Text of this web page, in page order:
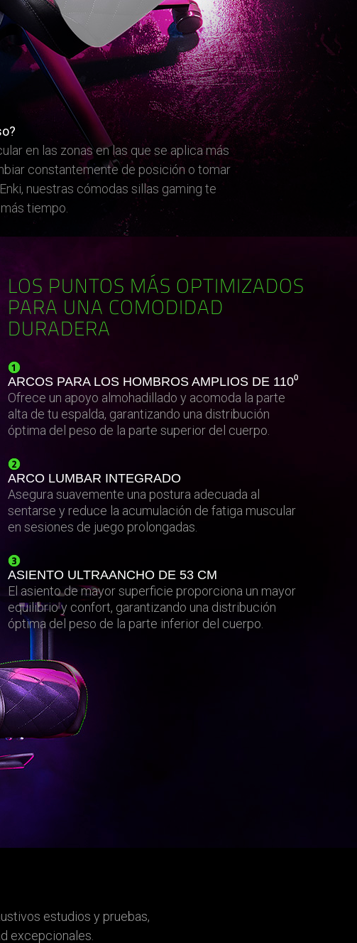
en las zonas en las que se aplica más
constantemente de posición o tomar
nuestras cómodas sillas gaming te
tiempo.
LOS PUNTOS MÁS OPTIMIZADOS
PARA UNA COMODIDAD
DURADERA
ARCOS PARA LOS HOMBROS AMPLIOS DE 110⁰
Ofrece un apoyo almohadillado y acomoda la parte
alta de tu espalda, garantizando una distribución
óptima del peso de la parte superior del cuerpo.
ARCO LUMBAR INTEGRADO
Asegura suavemente una postura adecuada al
sentarse y reduce la acumulación de fatiga muscular
en sesiones de juego prolongadas.
ASIENTO ULTRAANCHO DE 53 CM
El asiento de mayor superficie proporciona un mayor
equilibrio y confort, garantizando una distribución
óptima del peso de la parte inferior del cuerpo.
estudios y pruebas,
excepcionales.